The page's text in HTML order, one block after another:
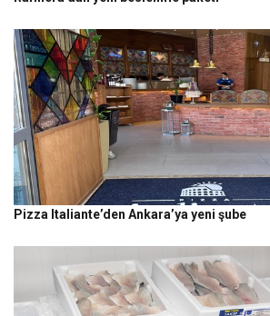
Pizza Italiante’den Ankara’ya yeni şube